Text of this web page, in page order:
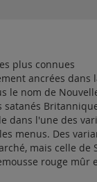
plus connues
ancrées dans
le nom de
satanés
dans l'une des
menus. Des
mais celle de
rouge mûr